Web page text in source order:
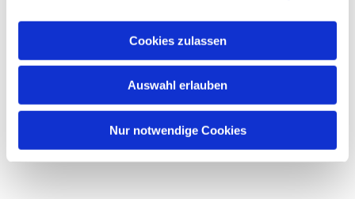
Cookies zulassen
Auswahl erlauben
Nur notwendige Cookies
Dies könnte Sie auch
interessieren